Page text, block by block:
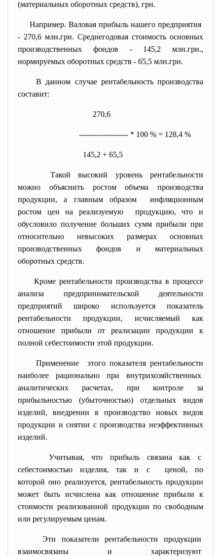
(материальных оборотных средств), грн.
Например. Валовая прибыль нашего предприятия
- 270,6 млн.грн. Среднегодовая стоимость основных
производственных фондов - 145,2 млн.грн.,
нормируемых оборотных средств - 65,5 млн.грн.
В данном случае рентабельность производства
составит:
270,6
-------------------- * 100 % = 128,4 %
145,2 + 65,5
Такой высокий уровень рентабельности
можно объяснить ростом объема производства
продукции, а главным образом инфляционным
ростом цен на реализуемую продукцию, что и
обусловило получение больших сумм прибыли при
относительно невысоких размерах основных
производственных фондов и материальных
оборотных средств.
Кроме рентабельности производства в процессе
анализа предпринимательской деятельности
предприятий широко используется показатель
рентабельности продукции, исчисляемый как
отношение прибыли от реализации продукции к
полной себестоимости этой продукции.
Применение этого показателя рентабельности
наиболее рационально при внутрихозяйственных
аналитических расчетах, при контроле за
прибыльностью (убыточностью) отдельных видов
изделий, внедрении в производство новых видов
продукции и снятии с производства неэффективных
изделий.
Учитывая, что прибыль связана как с
себестоимостью изделия, так и с ценой, по
которой оно реализуется, рентабельность продукции
может быть исчислена как отношение прибыли к
стоимости реализованной продукции по свободным
или регулируемым ценам.
Эти показатели рентабельности продукции
взаимосвязаны и характеризуют